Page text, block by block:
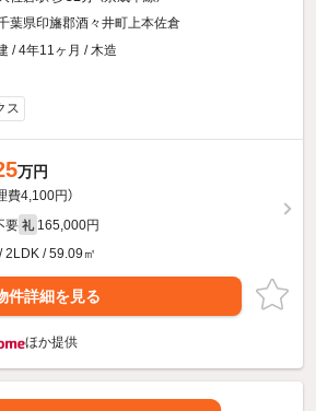
葉県印旛郡酒々井町上本佐倉
/ 4年11ヶ月 / 木造
ス
万円
費4,100円）
要 礼 165,000円
2LDK / 59.09㎡
件詳細を見る
ほか提供